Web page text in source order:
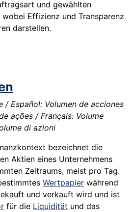
und gewählten
Effizienz und Transparenz
darstellen.
/ Español: Volumen de acciones
ações / Français: Volume
di azioni
bezeichnet die
Aktien eines Unternehmens
Zeitraums, meist pro Tag.
Wertpapier während
und verkauft wird und ist
für die Liquidität und das